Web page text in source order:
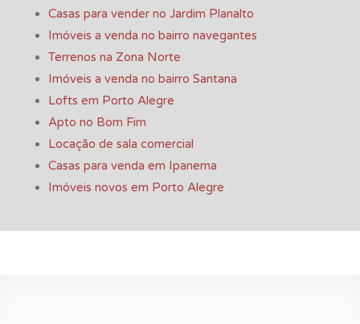
Casas para vender no Jardim Planalto
Imóveis a venda no bairro navegantes
Terrenos na Zona Norte
Imóveis a venda no bairro Santana
Lofts em Porto Alegre
Apto no Bom Fim
Locação de sala comercial
Casas para venda em Ipanema
Imóveis novos em Porto Alegre